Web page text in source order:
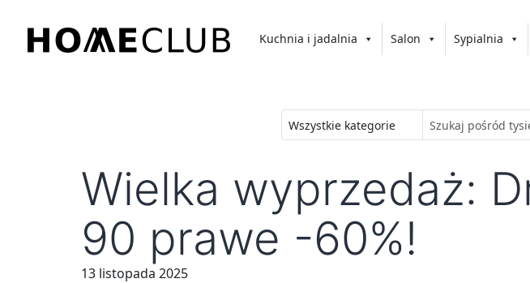
treści
Kuchnia i jadalnia Salon Sypialnia
Wielka wyprzedaż:
90 prawe -60%!
13 listopada 2025